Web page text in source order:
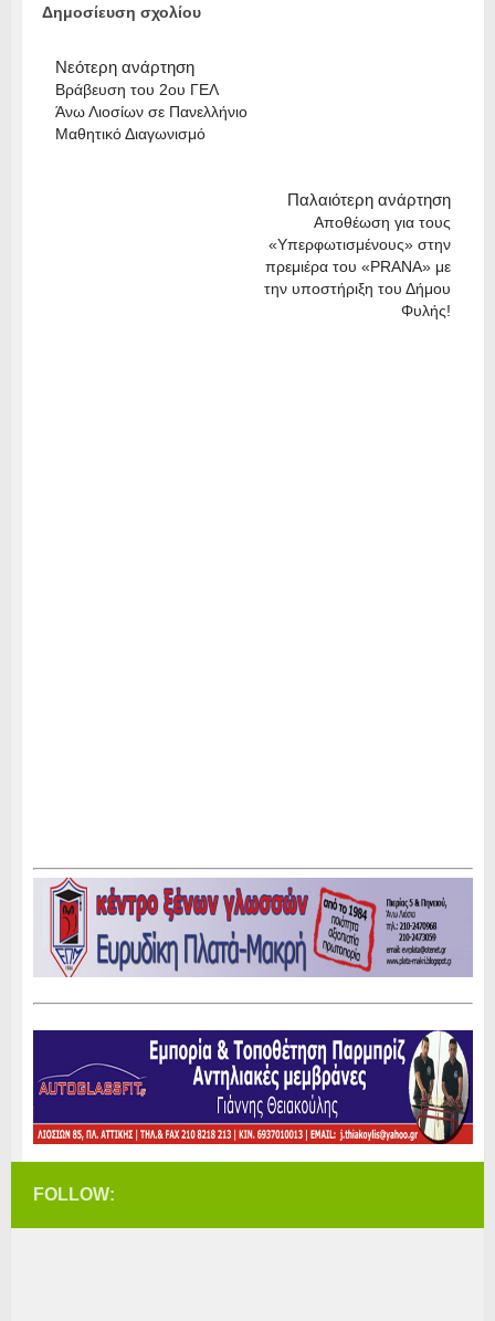
Δημοσίευση σχολίου
Νεότερη ανάρτηση
Βράβευση του 2ου ΓΕΛ
Άνω Λιοσίων σε Πανελλήνιο
Μαθητικό Διαγωνισμό
Παλαιότερη ανάρτηση
Αποθέωση για τους
«Υπερφωτισμένους» στην
πρεμιέρα του «PRANA» με
την υποστήριξη του Δήμου
Φυλής!
FOLLOW: